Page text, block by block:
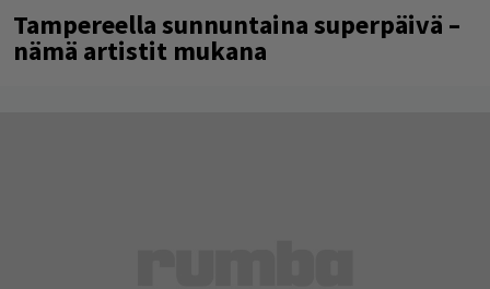
Tampereella sunnuntaina superpäivä –
nämä artistit mukana